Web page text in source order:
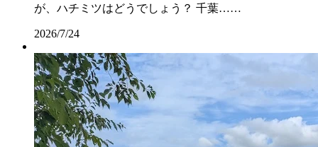
が、ハチミツはどうでしょう？ 千葉……
2026/7/24